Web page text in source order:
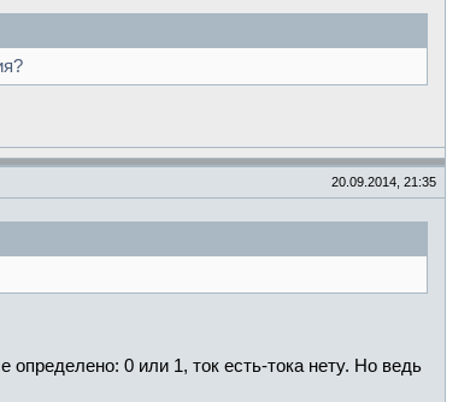
20.09.2014, 21:35
0 или 1, ток есть-тока нету. Но ведь